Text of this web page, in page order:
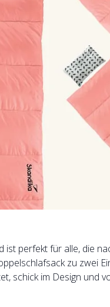
perfekt für alle, die
zu zwei
schick im Design und